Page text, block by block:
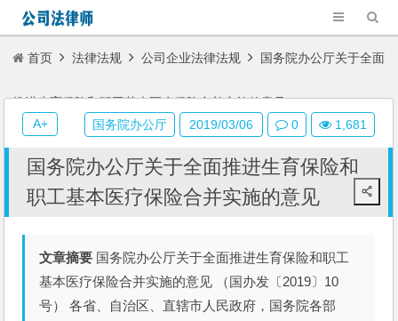
首页 法律法规 公司企业法律法规 国务院办公厅关于全面
推进生育保险和职工基本医疗保险合并实施的意见
国务院办公厅关于全面推进生育保险和
职工基本医疗保险合并实施的意见
文章摘要 国务院办公厅关于全面推进生育保险和职工
基本医疗保险合并实施的意见 （国办发〔2019〕10
号） 各省、自治区、直辖市人民政府，国务院各部
国务院办公厅 2019/03/06 0 1,681
A+